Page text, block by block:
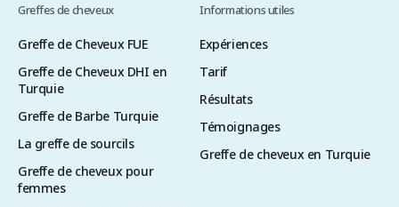
Greffes de cheveux
Greffe de Cheveux FUE
Greffe de Cheveux DHI en
Turquie
Greffe de Barbe Turquie
La greffe de sourcils
Greffe de cheveux pour
femmes
Informations utiles
Expériences
Tarif
Résultats
Témoignages
Greffe de cheveux en Turquie